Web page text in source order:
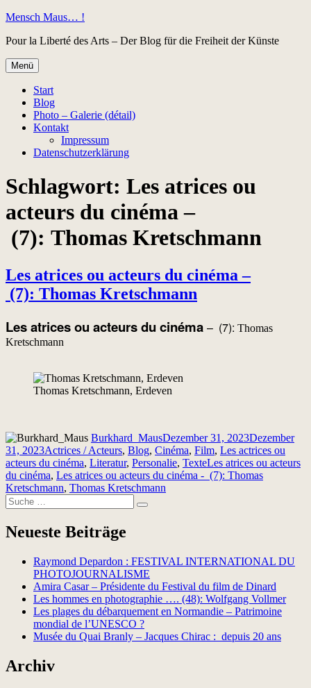
Zum
springen
Mensch Maus… !
Pour la Liberté des Arts – Der Blog für die Freiheit der Künste
Menü
Start
Blog
Photo – Galerie (détail)
Kontakt
Impressum
Datenschutzerklärung
Schlagwort: Les atrices ou
acteurs du cinéma –
(7): Thomas Kretschmann
Les atrices ou acteurs du cinéma –
(7): Thomas Kretschmann
Les atrices ou acteurs du cinéma – (7): Thomas
Kretschmann
Thomas Kretschmann, Erdeven
Autor
Burkhard_MausVeröffentlicht
am
Dezember 31, 2023Dezember
31, 2023Kategorien
Actrices / Acteurs, Blog, Cinéma, Film, Les actrices ou
acteurs du cinéma, Literatur, Personalie, TexteSchlagwörter
Les atrices ou acteurs
du cinéma, Les atrices ou acteurs du cinéma - (7): Thomas
Kretschmann, Thomas Kretschmann
Suche
nach:
Suchen
Neueste Beiträge
Raymond Depardon : FESTIVAL INTERNATIONAL DU
PHOTOJOURNALISME
Amira Casar – Présidente du Festival du film de Dinard
Les hommes en photographie …. (48): Wolfgang Vollmer
Les plages du débarquement en Normandie – Patrimoine
mondial de l’UNESCO ?
Musée du Quai Branly – Jacques Chirac : depuis 20 ans
Archiv